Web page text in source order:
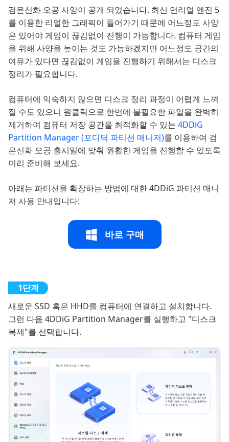
검은신화 오공 사양이 공개 되었습니다. 최신 언리얼 엔진 5
를 이용한 리얼한 그래픽이 들어가기 때문에 어느정도 사양
은 있어야 게임이 끊김없이 진행이 가능합니다. 컴퓨터 게임
을 위해 사양을 높이는 것도 가능하겠지만 어느정도 공간의
여유가 있다면 끊김없이 게임을 진행하기 위해서는 디스크
정리가 필요합니다.
컴퓨터에 익숙하지 않으면 디스크 정리 과정이 어렵게 느껴
질 수도 있으니 원클릭으로 한번에 불필요한 파일을 완벽히
제거하여 컴퓨터 저장 공간을 최적화할 수 있는 4DDiG
Partition Manager (포디딕 파티션 매니저)를 이용하여 검
은신화 오공 출시일에 맞춰 원활한 게임을 진행할 수 있도록
미리 준비해 보세요.
아래는 파티션을 확장하는 방법에 대한 4DDiG 파티션 매니
저 사용 안내입니다:
바로 구매
새로운 SSD 혹은 HHD를 컴퓨터에 연결하고 설치합니다.
그런 다음 4DDiG Partition Manager를 실행하고 "디스크
복제"를 선택합니다.